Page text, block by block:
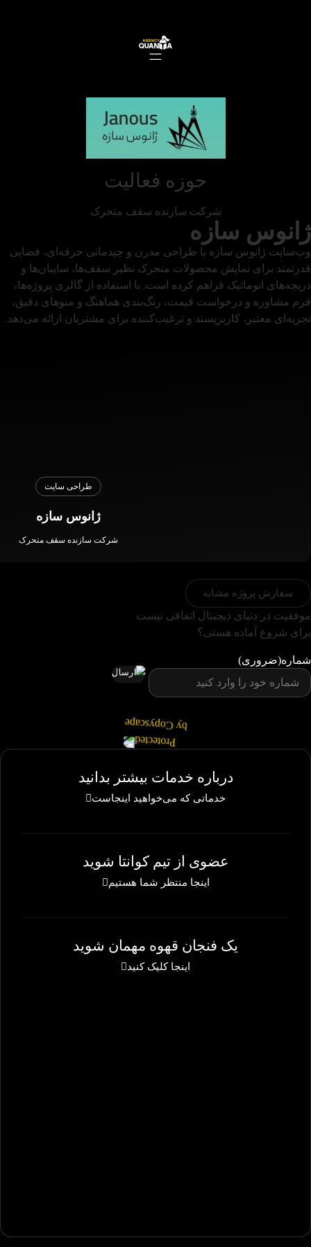
حوزه فعالیت
شرکت سازنده سقف متحرک
ژانوس سازه
وب‌سایت ژانوس سازه با طراحی مدرن و چیدمانی حرفه‌ای، فضایی
قدرتمند برای نمایش محصولات متحرک نظیر سقف‌ها، سایبان‌ها و
دریچه‌های اتوماتیک فراهم کرده است. با استفاده از گالری پروژه‌ها،
فرم مشاوره و درخواست قیمت، رنگ‌بندی هماهنگ و منوهای دقیق،
تجربه‌ای معتبر، کاربرپسند و ترغیب‌کننده برای مشتریان ارائه می‌دهد.
طراحی سایت
ژانوس سازه
شرکت سازنده سقف متحرک
سفارش پروژه مشابه
موفقیت در دنیای دیجیتال اتفاقی نیست
برای شروع آماده هستی؟
شماره(ضروری)
درباره خدمات بیشتر بدانید
خدماتی که می‌خواهید اینجاست
عضوی از تیم کوانتا شوید
اینجا منتظر شما هستیم
یک فنجان قهوه مهمان شوید
اینجا کلیک کنید